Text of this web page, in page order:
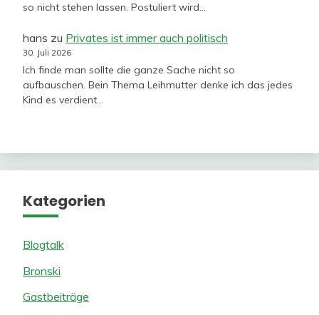
so nicht stehen lassen. Postuliert wird…
hans zu Privates ist immer auch politisch
30. Juli 2026
Ich finde man sollte die ganze Sache nicht so
aufbauschen. Bein Thema Leihmutter denke ich das jedes
Kind es verdient…
Kategorien
Blogtalk
Bronski
Gastbeiträge